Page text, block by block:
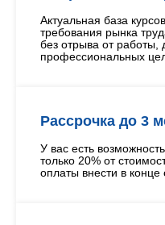
Актуальная база
требования рынка
без отрыва от работы,
профессиональных
Рассрочка до 3
У вас есть
только 20% от
оплаты внести в конце